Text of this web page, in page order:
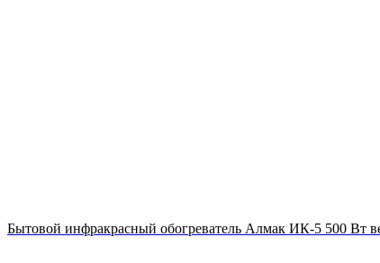
Бытовой инфракрасный обогреватель Алмак ИК-5 500 Вт